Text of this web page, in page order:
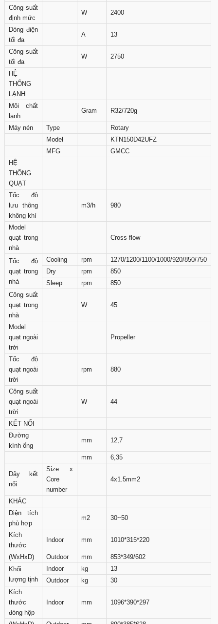
Công suất
định mức
W 2400
Dòng điện
tối đa
A 13
Công suất
tối đa
W 2750
HỆ
THỐNG
LẠNH
Môi chất
lạnh
Gram R32/720g
Máy nén Type
Rotary
Model
KTN150D42UFZ
MFG
GMCC
HỆ
THỐNG
QUẠT
Tốc độ
lưu thông
không khí
m3/h 980
Model
quạt trong
nhà
Cross flow
Tốc độ
quạt trong
nhà
Cooling rpm
1270/1200/1100/1000/920/850/750
Dry
rpm
850
Sleep
rpm
850
Công suất
quạt trong
nhà
W 45
Model
quạt ngoài
trời
Propeller
Tốc độ
quạt ngoài
trời
rpm 880
Công suất
quạt ngoài
trời
W 44
KẾT NỐI
Đường
kính ống
mm 12,7
mm 6,35
Dây kết
nối
Size x
Core
number
4x1.5mm2
KHÁC
Diện tích
phù hợp
m2 30~50
Kích
thước
Indoor mm 1010*315*220
(WxHxD) Outdoor mm
853*349/602
Khối
lượng tịnh
Indoor kg
13
Outdoor
kg
30
Kích
thước
đóng hộp
Indoor mm 1096*390*297